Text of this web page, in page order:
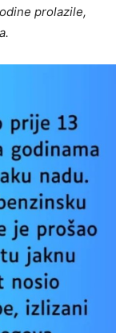
prolazile,